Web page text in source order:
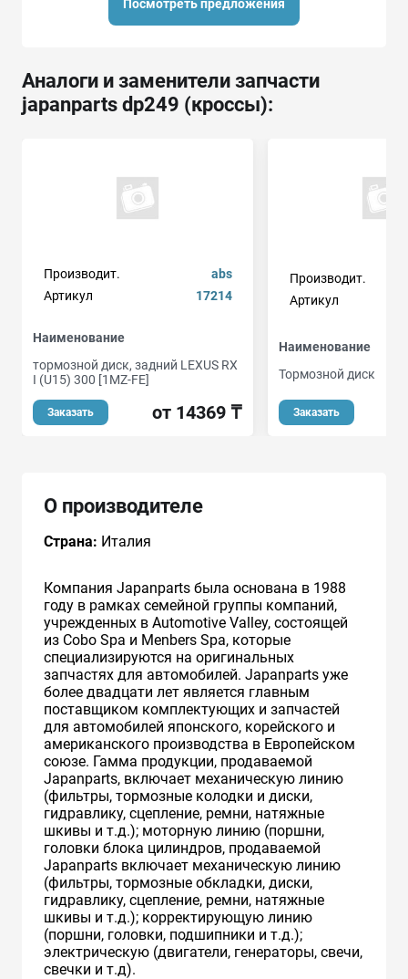
Посмотреть предложения
Аналоги и заменители запчасти
japanparts dp249 (кроссы):
Производит.
abs
Артикул
17214
Наименование
тормозной диск, задний LEXUS RX
I (U15) 300 [1MZ-FE]
Заказать от 14369 ₸
Производит.
Артикул
Наименование
Тормозной диск
Заказать
О производителе
Страна: Италия
Компания Japanparts была основана в 1988
году в рамках семейной группы компаний,
учрежденных в Automotive Valley, состоящей
из Cobo Spa и Menbers Spa, которые
специализируются на оригинальных
запчастях для автомобилей. Japanparts уже
более двадцати лет является главным
поставщиком комплектующих и запчастей
для автомобилей японского, корейского и
американского производства в Европейском
союзе. Гамма продукции, продаваемой
Japanparts, включает механическую линию
(фильтры, тормозные колодки и диски,
гидравлику, сцепление, ремни, натяжные
шкивы и т.д.); моторную линию (поршни,
головки блока цилиндров, продаваемой
Japanparts включает механическую линию
(фильтры, тормозные обкладки, диски,
гидравлику, сцепление, ремни, натяжные
шкивы и т.д.); корректирующую линию
(поршни, головки, подшипники и т.д.);
электрическую (двигатели, генераторы, свечи,
свечки и т.д).